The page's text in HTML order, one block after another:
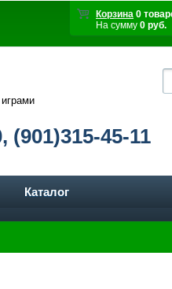
Корзина 0
На сумму 0 руб.
(901)315-45-11
Каталог